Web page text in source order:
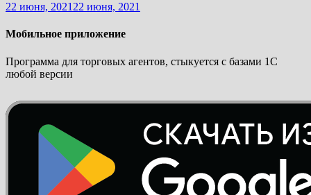
22 июня, 2021 22 июня, 2021
Мобильное приложение
Программа для торговых агентов, стыкуется с базами 1С
любой версии